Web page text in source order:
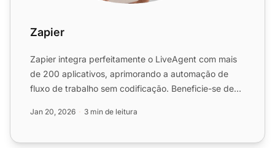
Zapier
Zapier integra perfeitamente o LiveAgent com mais
de 200 aplicativos, aprimorando a automação de
fluxo de trabalho sem codificação. Beneficie-se de
Jan 20, 2026 3 min de leitura